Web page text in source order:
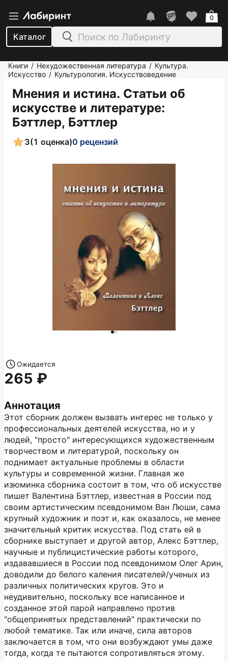
Каталог
0
Книги / Нехудожественная литература / Культура.
Искусство / Культурология. Искусствоведение
Мнения и истина. Статьи об
искусстве и литературе:
Бэттлер, Бэттлер
3(1 оценка)0 рецензий
Аннотация
Этот сборник должен вызвать интерес не только у
профессиональных деятелей искусства, но и у
людей, "просто" интересующихся художественным
творчеством и литературой, поскольку он
поднимает актуальные проблемы в области
культуры и современной жизни. Главная же
изюминка сборника состоит в том, что об искусстве
пишет Валентина Бэттлер, известная в России под
своим артистическим псевдонимом Ван Люши, сама
крупный художник и поэт и, как оказалось, не менее
значительный критик искусства. Под стать ей в
сборнике выступает и другой автор, Алекс Бэттлер,
научные и публицистические работы которого,
издававшиеся в России под псевдонимом Олег Арин,
доводили до белого каления писателей/ученых из
различных политических кругов. Это и
неудивительно, поскольку все написанное и
созданное этой парой направлено против
"общепринятых представлений" практически по
любой тематике. Так или иначе, сила авторов
заключается в том, что они возбуждают умы даже
тогда, когда те пытаются сопротивляться этому.
Ожидается
265